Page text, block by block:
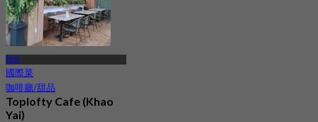
呵叻
國際菜
咖啡廳/甜品
Toplofty Cafe (Khao
Yai)